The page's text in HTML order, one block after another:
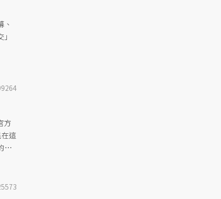
、
方
這
腳